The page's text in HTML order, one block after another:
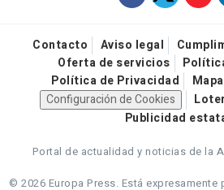
Contacto Aviso legal
Oferta de servicios
Política de Privacidad
Configuración de Cookies
Publicidad
Portal de actualidad y noticias de la
© 2026 Europa Press. Está